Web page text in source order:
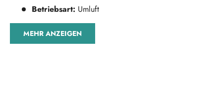
Betriebsart: Umluft
MEHR ANZEIGEN